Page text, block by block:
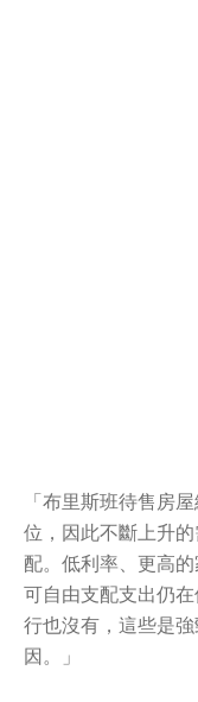
「布里斯班待售房
位，因此不斷上升
配。低利率、更高
可自由支配支出仍
行也沒有，這些是
因。」